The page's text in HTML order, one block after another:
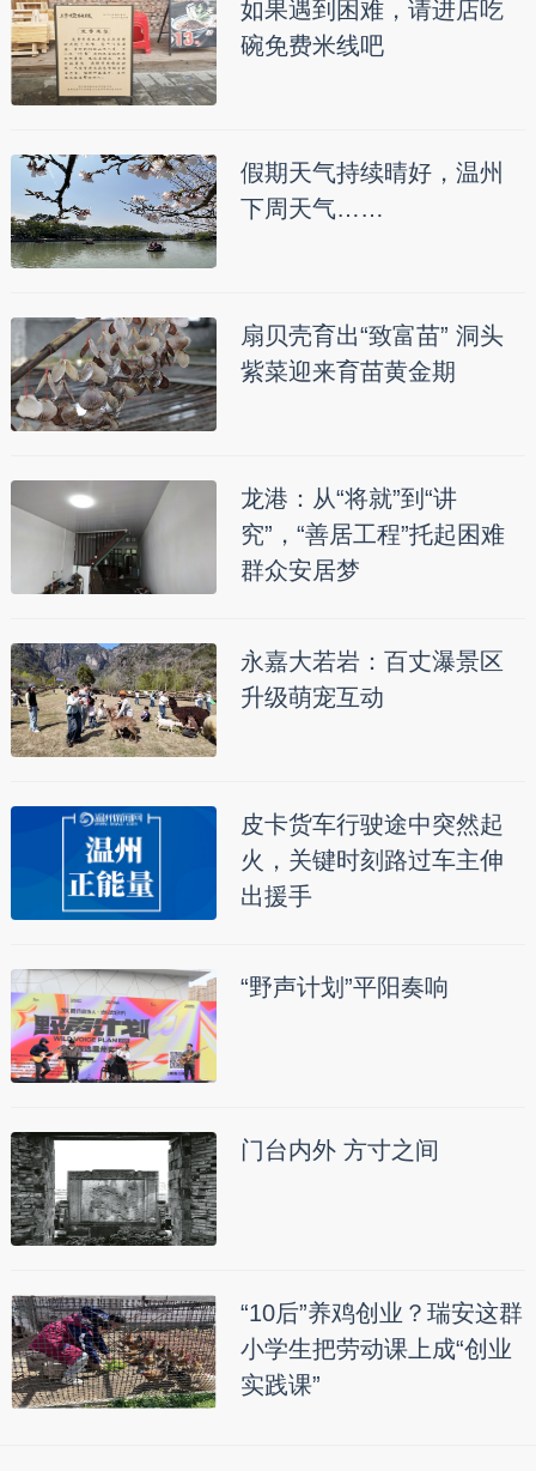
如果遇到困难，请进店吃
碗免费米线吧
假期天气持续晴好，温州
下周天气……
扇贝壳育出“致富苗” 洞头
紫菜迎来育苗黄金期
龙港：从“将就”到“讲
究”，“善居工程”托起困难
群众安居梦
永嘉大若岩：百丈瀑景区
升级萌宠互动
皮卡货车行驶途中突然起
火，关键时刻路过车主伸
出援手
“野声计划”平阳奏响
门台内外 方寸之间
“10后”养鸡创业？瑞安这群
小学生把劳动课上成“创业
实践课”